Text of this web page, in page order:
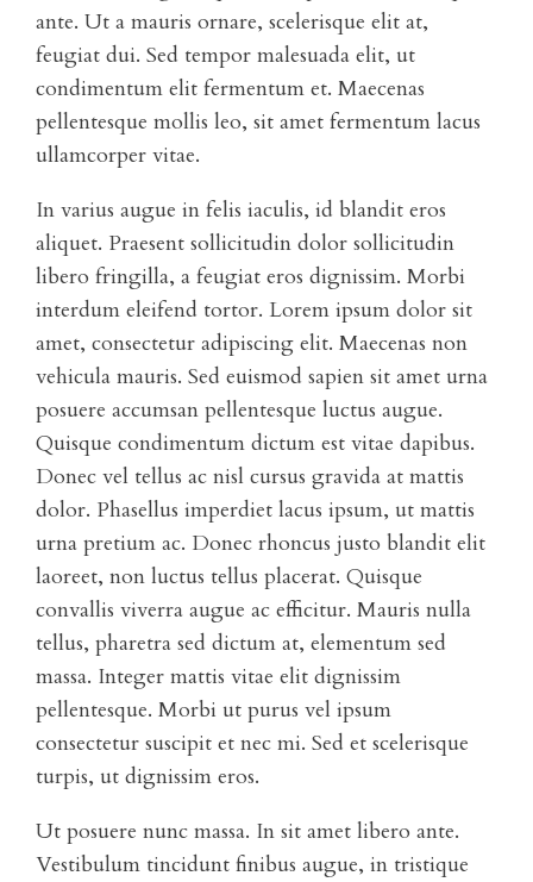
ante. Ut a mauris ornare, scelerisque elit at,
feugiat dui. Sed tempor malesuada elit, ut
condimentum elit fermentum et. Maecenas
pellentesque mollis leo, sit amet fermentum lacus
ullamcorper vitae.
In varius augue in felis iaculis, id blandit eros
aliquet. Praesent sollicitudin dolor sollicitudin
libero fringilla, a feugiat eros dignissim. Morbi
interdum eleifend tortor. Lorem ipsum dolor sit
amet, consectetur adipiscing elit. Maecenas non
vehicula mauris. Sed euismod sapien sit amet urna
posuere accumsan pellentesque luctus augue.
Quisque condimentum dictum est vitae dapibus.
Donec vel tellus ac nisl cursus gravida at mattis
dolor. Phasellus imperdiet lacus ipsum, ut mattis
urna pretium ac. Donec rhoncus justo blandit elit
laoreet, non luctus tellus placerat. Quisque
convallis viverra augue ac efficitur. Mauris nulla
tellus, pharetra sed dictum at, elementum sed
massa. Integer mattis vitae elit dignissim
pellentesque. Morbi ut purus vel ipsum
consectetur suscipit et nec mi. Sed et scelerisque
turpis, ut dignissim eros.
Ut posuere nunc massa. In sit amet libero ante.
Vestibulum tincidunt finibus augue, in tristique